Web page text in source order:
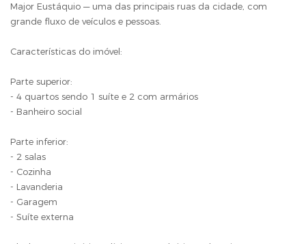
Major Eustáquio — uma das principais ruas da cidade, com
grande fluxo de veículos e pessoas.
Características do imóvel:
Parte superior:
- 4 quartos sendo 1 suíte e 2 com armários
- Banheiro social
Parte inferior:
- 2 salas
- Cozinha
- Lavanderia
- Garagem
- Suíte externa